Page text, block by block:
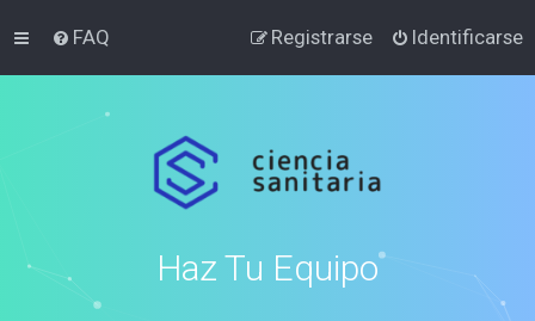
FAQ Identificarse
Registrarse
Haz Tu Equipo